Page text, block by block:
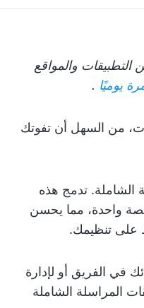
التطبيقات والمواقع
.
من السهل أن تفوتك
الشاملة. تدمج هذه
واحدة، مما يحسن
على تنظيمك.
في الفريق أو لإدارة
المراسلة الشاملة